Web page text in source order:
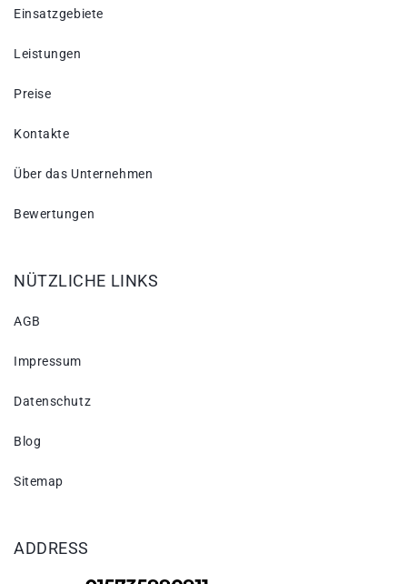
Einsatzgebiete
Leistungen
Preise
Kontakte
Über das Unternehmen
Bewertungen
NÜTZLICHE LINKS
AGB
Impressum
Datenschutz
Blog
Sitemap
ADDRESS